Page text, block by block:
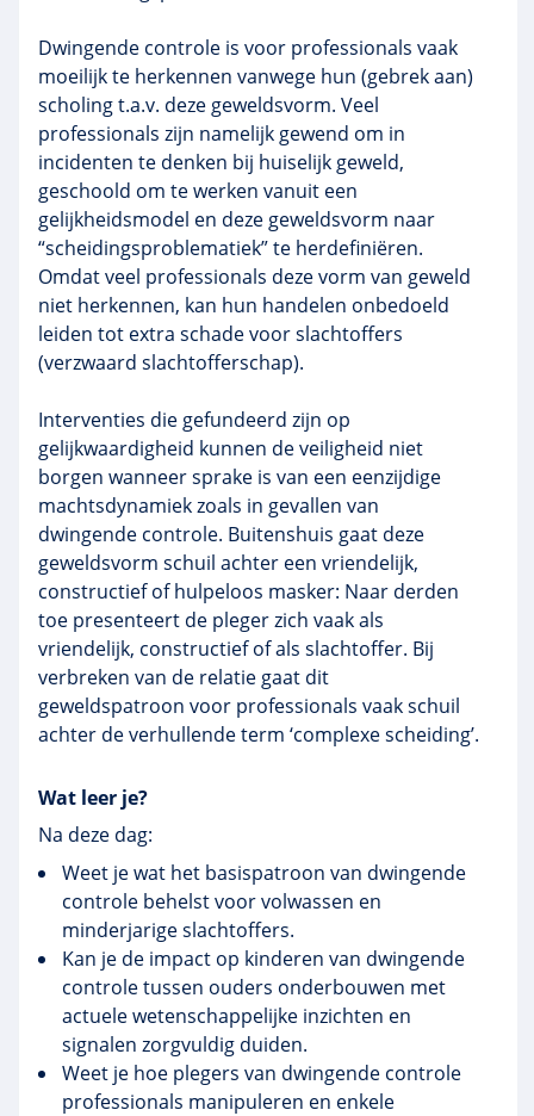
Dwingende controle is voor professionals vaak
moeilijk te herkennen vanwege hun (gebrek aan)
scholing t.a.v. deze geweldsvorm. Veel
professionals zijn namelijk gewend om in
incidenten te denken bij huiselijk geweld,
geschoold om te werken vanuit een
gelijkheidsmodel en deze geweldsvorm naar
“scheidingsproblematiek” te herdefiniëren.
Omdat veel professionals deze vorm van geweld
niet herkennen, kan hun handelen onbedoeld
leiden tot extra schade voor slachtoffers
(verzwaard slachtofferschap).
Interventies die gefundeerd zijn op
gelijkwaardigheid kunnen de veiligheid niet
borgen wanneer sprake is van een eenzijdige
machtsdynamiek zoals in gevallen van
dwingende controle. Buitenshuis gaat deze
geweldsvorm schuil achter een vriendelijk,
constructief of hulpeloos masker: Naar derden
toe presenteert de pleger zich vaak als
vriendelijk, constructief of als slachtoffer. Bij
verbreken van de relatie gaat dit
geweldspatroon voor professionals vaak schuil
achter de verhullende term ‘complexe scheiding’.
Wat leer je?
Na deze dag:
Weet je wat het basispatroon van dwingende
controle behelst voor volwassen en
minderjarige slachtoffers.
Kan je de impact op kinderen van dwingende
controle tussen ouders onderbouwen met
actuele wetenschappelijke inzichten en
signalen zorgvuldig duiden.
Weet je hoe plegers van dwingende controle
professionals manipuleren en enkele